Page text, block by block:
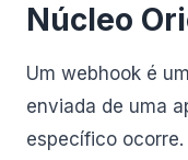
Núcleo
Um webhook é
enviada de uma
específico